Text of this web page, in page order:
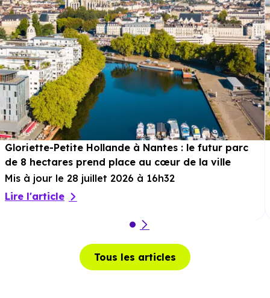
Gloriette-Petite Hollande à Nantes : le futur parc
de 8 hectares prend place au cœur de la ville
Mis à jour le 28 juillet 2026 à 16h32
Lire l'article
Tous les articles